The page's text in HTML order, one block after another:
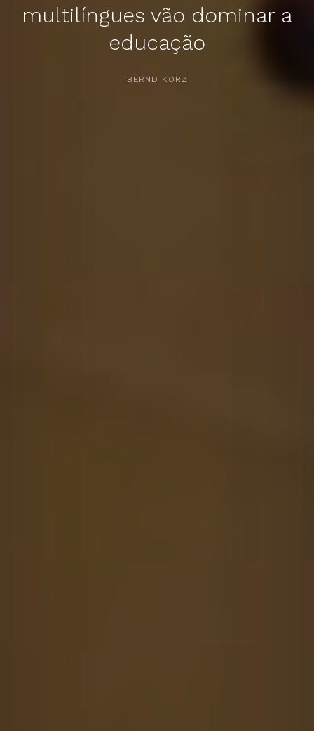
APERTE [ENTER] PARA PESQUISAR...
multilíngues vão dominar a
educação
BERND KORZ